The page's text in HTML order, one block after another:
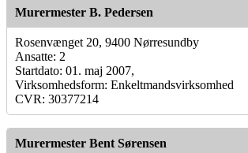
Murermester B. Pedersen
Rosenvænget 20, 9400 Nørresundby
Ansatte: 2
Startdato: 01. maj 2007,
Virksomhedsform: Enkeltmandsvirksomhed
CVR: 30377214
Murermester Bent Sørensen